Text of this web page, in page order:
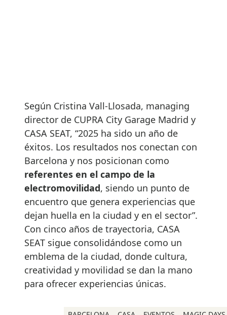
Según Cristina Vall-Llosada, managing
director de CUPRA City Garage Madrid y
CASA SEAT, “2025 ha sido un año de
éxitos. Los resultados nos conectan con
Barcelona y nos posicionan como
referentes en el campo de la
electromovilidad, siendo un punto de
encuentro que genera experiencias que
dejan huella en la ciudad y en el sector”.
Con cinco años de trayectoria, CASA
SEAT sigue consolidándose como un
emblema de la ciudad, donde cultura,
creatividad y movilidad se dan la mano
para ofrecer experiencias únicas.